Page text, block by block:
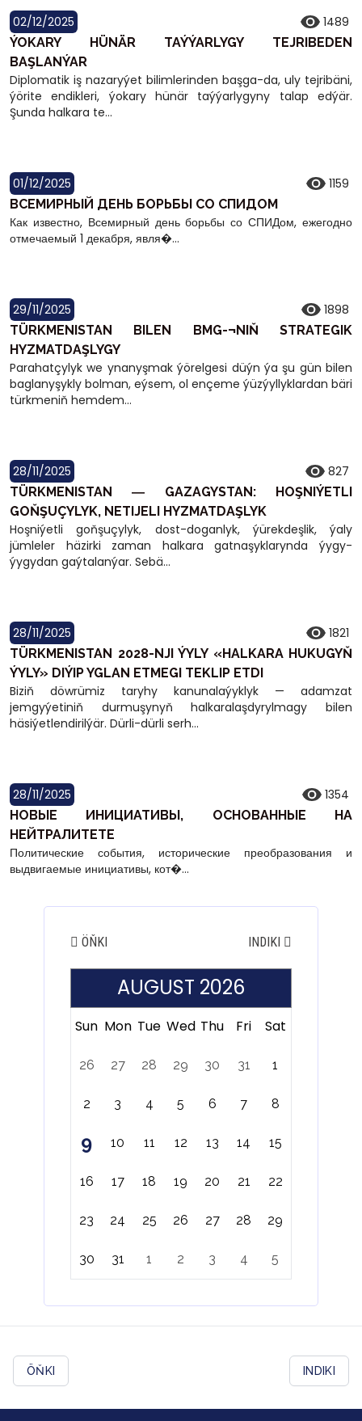
02/12/2025 1489
ÝOKARY HÜNÄR TAÝÝARLYGY TEJRIBEDEN
BAŞLANÝAR
Diplomatik iş nazaryýet bilimlerinden başga-da, uly tejribäni,
ýörite endikleri, ýokary hünär taýýarlygyny talap edýär.
Şunda halkara te...
01/12/2025 1159
ВСЕМИРНЫЙ ДЕНЬ БОРЬБЫ СО СПИДОМ
Как известно, Всемирный день борьбы со СПИДом, ежегодно
отмечаемый 1 декабря, явля�...
29/11/2025 1898
TÜRKMENISTAN BILEN BMG-¬NIŇ STRATEGIK
HYZMATDAŞLYGY
Parahatçylyk we ynanyşmak ýörelgesi düýn ýa şu gün bilen
baglanyşykly bolman, eýsem, ol ençeme ýüzýyllyklardan bäri
türkmeniň hemdem...
28/11/2025 827
TÜRKMENISTAN ― GAZAGYSTAN: HOŞNIÝETLI
GOŇŞUÇYLYK, NETIJELI HYZMATDAŞLYK
Hoşniýetli goňşuçylyk, dost-doganlyk, ýürekdeşlik, ýaly
jümleler häzirki zaman halkara gatnaşyklarynda ýygy-
ýygydan gaýtalanýar. Sebä...
28/11/2025 1821
TÜRKMENISTAN 2028-NJI ÝYLY «HALKARA HUKUGYŇ
ÝYLY» DIÝIP YGLAN ETMEGI TEKLIP ETDI
Biziň döwrümiz taryhy kanunalaýyklyk — adamzat
jemgyýetiniň durmuşynyň halkaralaşdyrylmagy bilen
häsiýetlendirilýär. Dürli-dürli serh...
28/11/2025 1354
НОВЫЕ ИНИЦИАТИВЫ, ОСНОВАННЫЕ НА
НЕЙТРАЛИТЕТЕ
Политические события, исторические преобразования и
выдвигаемые инициативы, кот�...
ÖŇKI INDIKI
AUGUST 2026
Sun Mon Tue Wed Thu Fri Sat
26 27 28 29 30 31 1
2 3 4 5 6 7 8
9 10 11 12 13 14 15
16 17 18 19 20 21 22
23 24 25 26 27 28 29
30 31 1 2 3 4 5
ÖŇKI INDIKI